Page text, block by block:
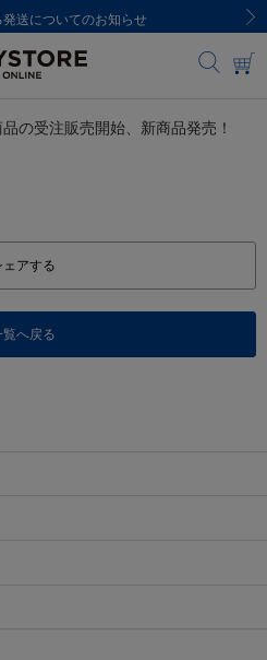
送についてのお知らせ
の受注販売開始、新商品発売！
ェアする
覧へ戻る